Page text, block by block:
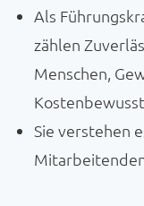
Als
zählen
Menschen,
Sie verstehen